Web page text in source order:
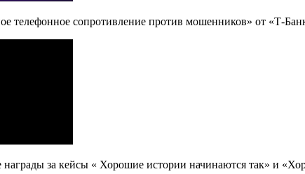
телефонное сопротивление против мошенников» от «Т-
награды за кейсы « Хорошие истории начинаются так» и